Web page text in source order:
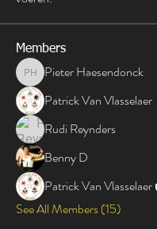
Members
Pieter Haesendonck
Pieter Haesendonck
Patrick Van Vlasselaer
Rudi Reynders
Benny D
Patrick Van Vlasselaer
See All Members (15)